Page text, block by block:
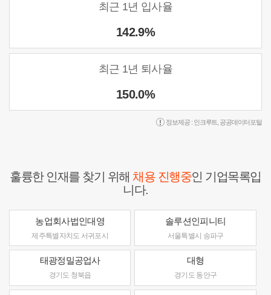
최근 1년 입사율
142.9%
최근 1년 퇴사율
150.0%
정보제공 : 인크루트 공공데이터포털
훌륭한 인재를 찾기 위해채용 진행중인 기업목록입
니다.
농업회사법인대영
제주특별자치도 서귀포시
솔루션인피니티
서울특별시 송파구
태광정밀공업사
경기도 청북읍
대형
경기도 동안구